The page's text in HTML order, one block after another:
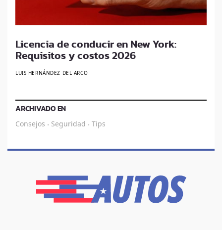
Licencia de conducir en New York:
Requisitos y costos 2026
LUIS HERNÁNDEZ DEL ARCO
ARCHIVADO EN
Consejos · Seguridad · Tips